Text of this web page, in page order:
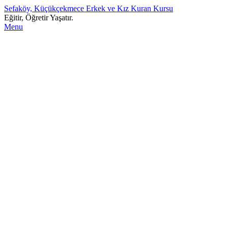
Sefaköy, Küçükçekmece Erkek ve Kız Kuran Kursu
Eğitir, Öğretir Yaşatır.
Menu